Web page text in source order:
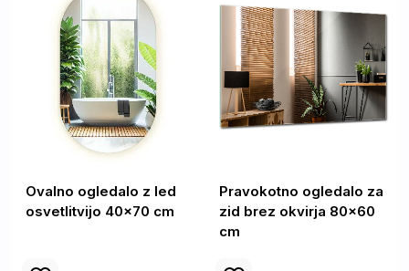
Ovalno ogledalo z led
osvetlitvijo 40x70 cm
Pravokotno ogledalo za
zid brez okvirja 80x60
cm